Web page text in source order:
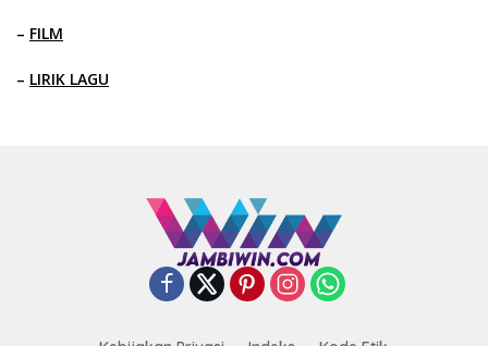
– FILM
– LIRIK LAGU